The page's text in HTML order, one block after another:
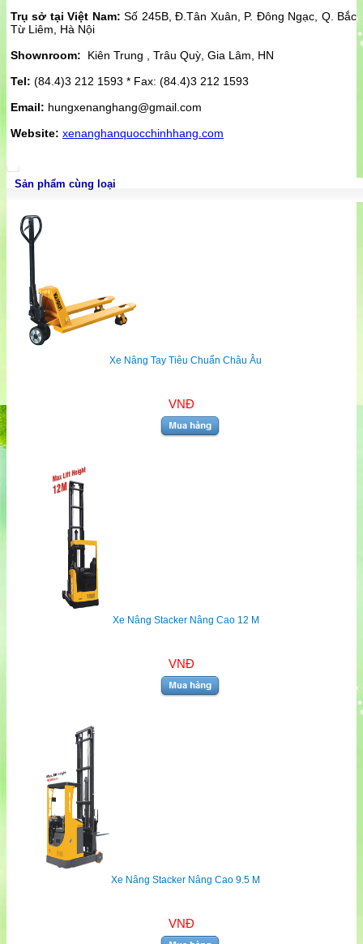
Trụ sở tại Việt Nam: Số 245B, Đ.Tân Xuân, P. Đông Ngạc, Q. Bắc
Từ Liêm, Hà Nội
Shownroom: Kiên Trung , Trâu Quỳ, Gia Lâm, HN
Tel: (84.4)3 212 1593 * Fax: (84.4)3 212 1593
Email: hungxenanghang@gmail.com
Website: xenanghanquocchinhhang.com
Sản phẩm cùng loại
Xe Nâng Tay Tiêu Chuẩn Châu Âu
VNĐ
Xe Nâng Stacker Nâng Cao 12 M
VNĐ
Xe Nâng Stacker Nâng Cao 9.5 M
VNĐ